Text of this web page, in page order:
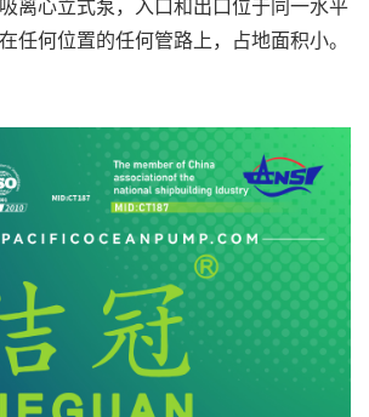
任何位置的任何管路上，占地面积小。